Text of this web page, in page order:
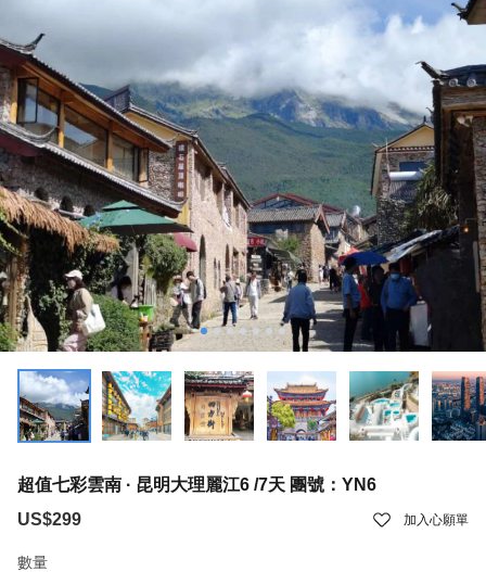
超值七彩雲南 · 昆明大理麗江6 /7天 團號：YN6
US$299
加入心願單
數量